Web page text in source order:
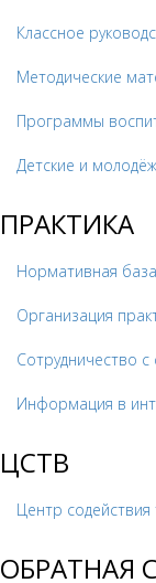
Классное
Методические
Программы
Детские и
ПРАКТИКА
Нормативная база
Организация
Сотрудничество
Информация в
ЦСТВ
Центр содействия
ОБРАТНАЯ